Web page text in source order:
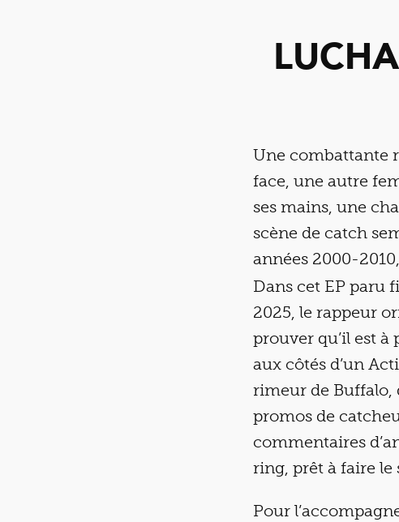
Une combattante
face, une autre
ses mains, une
scène de catch
années 2000-
Dans cet EP paru
2025, le rappeur
prouver qu’il est à
aux côtés d’un
rimeur de Buffalo,
promos de
commentaires
ring, prêt à faire le
Pour